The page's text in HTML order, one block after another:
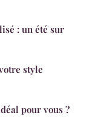
: un été sur
style
pour vous ?